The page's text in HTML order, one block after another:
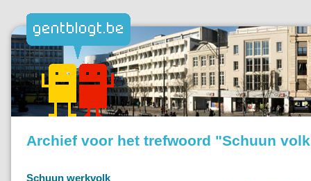
Archief voor het trefwoord "Schuun
Schuun werkvolk